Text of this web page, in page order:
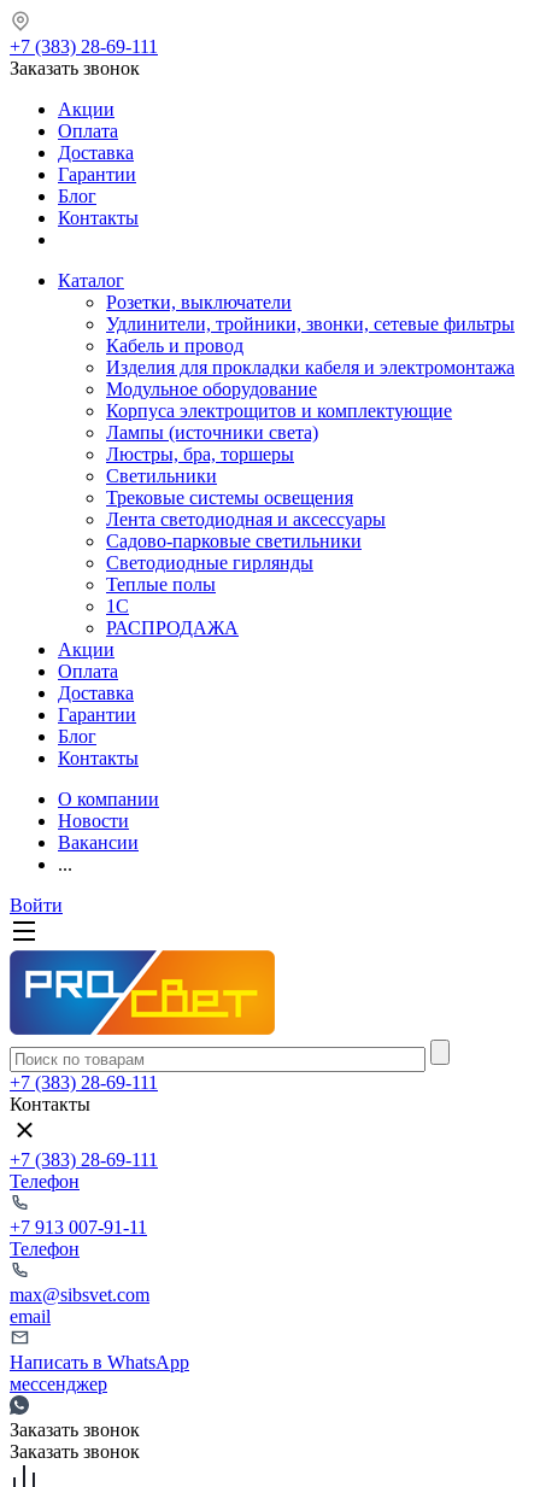
+7 (383) 28-69-111
Заказать звонок
Акции
Оплата
Доставка
Гарантии
Блог
Контакты
Каталог
Розетки, выключатели
Удлинители, тройники, звонки, сетевые фильтры
Кабель и провод
Изделия для прокладки кабеля и электромонтажа
Модульное оборудование
Корпуса электрощитов и комплектующие
Лампы (источники света)
Люстры, бра, торшеры
Светильники
Трековые системы освещения
Лента светодиодная и аксессуары
Садово-парковые светильники
Светодиодные гирлянды
Теплые полы
1С
РАСПРОДАЖА
Акции
Оплата
Доставка
Гарантии
Блог
Контакты
О компании
Новости
Вакансии
...
Войти
+7 (383) 28-69-111
Контакты
+7 (383) 28-69-111
Телефон
+7 913 007-91-11
Телефон
max@sibsvet.com
email
Написать в WhatsApp
мессенджер
Заказать звонок
Заказать звонок